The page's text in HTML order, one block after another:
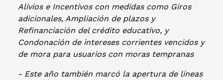
Alivios e Incentivos con medidas como Giros
adicionales, Ampliación de plazos y
Refinanciación del crédito educativo, y
Condonación de intereses corrientes vencidos y
de mora para usuarios con moras tempranas
- Este año también marcó la apertura de líneas